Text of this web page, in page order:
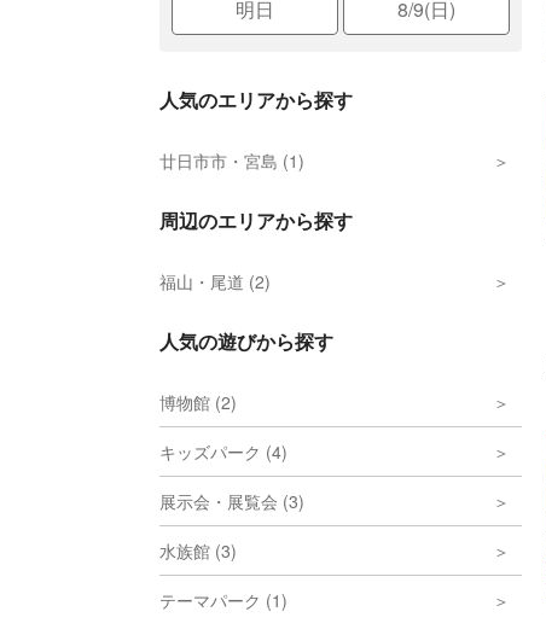
明日 8/9(日)
人気のエリアから探す
廿日市市・宮島 (1)
周辺のエリアから探す
福山・尾道 (2)
人気の遊びから探す
博物館 (2)
キッズパーク (4)
展示会・展覧会 (3)
水族館 (3)
テーマパーク (1)